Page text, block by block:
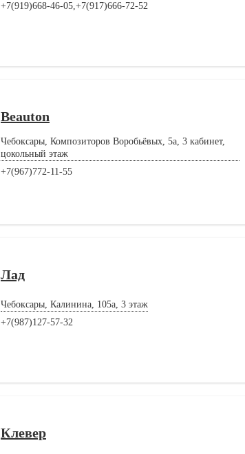
+7(919)668-46-05,+7(917)666-72-52
Beauton
Чебоксары, Композиторов Воробьёвых, 5а, 3 кабинет,
цокольный этаж
+7(967)772-11-55
Лад
Чебоксары, Калинина, 105а, 3 этаж
+7(987)127-57-32
Клевер